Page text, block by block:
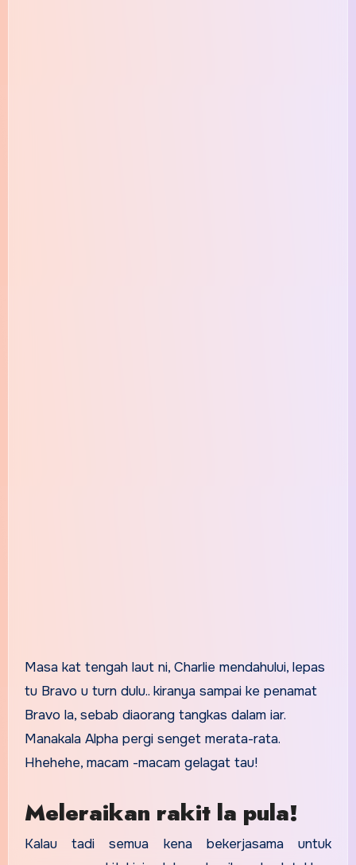
Masa kat tengah laut ni, Charlie mendahului, lepas
tu Bravo u turn dulu.. kiranya sampai ke penamat
Bravo la, sebab diaorang tangkas dalam iar.
Manakala Alpha pergi senget merata-rata.
Hhehehe, macam -macam gelagat tau!
Meleraikan rakit la pula!
Kalau tadi semua kena bekerjasama untuk